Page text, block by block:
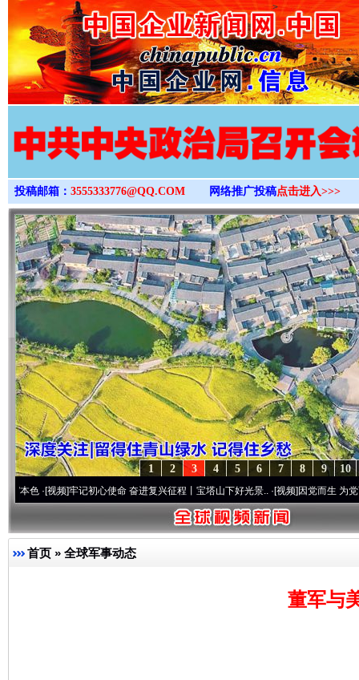
>
投稿邮箱： 3555333776@QQ.COM 网络推广投稿点击进入>>>
10
9
8
7
6
5
4
3
2
1
频]牢记初心使命 奋进复兴征程丨宝塔山下好光景..·[视频]因党而生 为党而战——
首页 » 全球军事动态
董军与